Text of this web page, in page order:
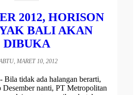
2012, HORISON
BALI AKAN
DIBUKA
MARET 10, 2012
Bila tidak ada halangan berarti,
Desember nanti, PT Metropolitan